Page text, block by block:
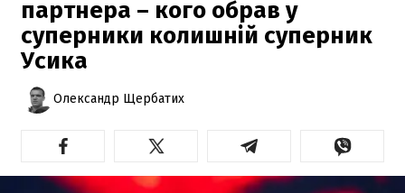
партнера – кого обрав у
суперники колишній суперник
Усика
Олександр Щербатих